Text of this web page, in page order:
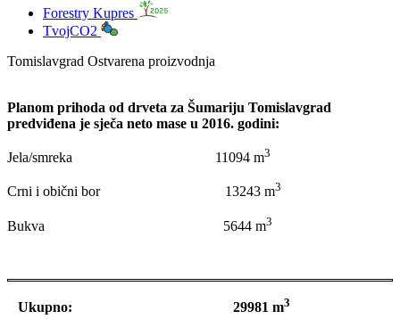
Forestry Kupres
TvojCO2
Tomislavgrad Ostvarena proizvodnja
Planom prihoda od drveta za Šumariju Tomislavgrad
predviđena je sječa neto mase u 2016. godini:
Jela/smreka 11094 m3
Crni i obični bor 13243 m3
Bukva 5644 m3
Ukupno: 29981 m3